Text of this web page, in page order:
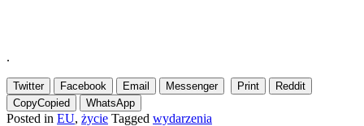
.
Twitter Facebook Email Messenger Print
Reddit
CopyCopied WhatsApp
Posted in EU, życie Tagged wydarzenia